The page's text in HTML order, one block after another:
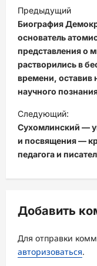
а
в
и
г
а
ц
и
я
п
и
с
и
Предыдущий
Биография
основатель
представления о
растворились в
времени, оставив
научного
Следующий:
Сухомлинский —
и посвящения —
педагога и
Добавить
Для отправки
авторизоваться.